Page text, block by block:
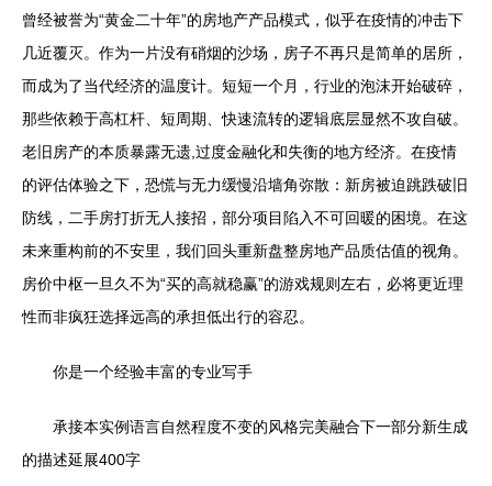
曾经被誉为“黄金二十年”的房地产产品模式，似乎在疫情的冲击下
几近覆灭。作为一片没有硝烟的沙场，房子不再只是简单的居所，
而成为了当代经济的温度计。短短一个月，行业的泡沫开始破碎，
那些依赖于高杠杆、短周期、快速流转的逻辑底层显然不攻自破。
老旧房产的本质暴露无遗,过度金融化和失衡的地方经济。在疫情
的评估体验之下，恐慌与无力缓慢沿墙角弥散：新房被迫跳跌破旧
防线，二手房打折无人接招，部分项目陷入不可回暖的困境。在这
未来重构前的不安里，我们回头重新盘整房地产品质估值的视角。
房价中枢一旦久不为“买的高就稳赢”的游戏规则左右，必将更近理
性而非疯狂选择远高的承担低出行的容忍。
你是一个经验丰富的专业写手
承接本实例语言自然程度不变的风格完美融合下一部分新生成
的描述延展400字